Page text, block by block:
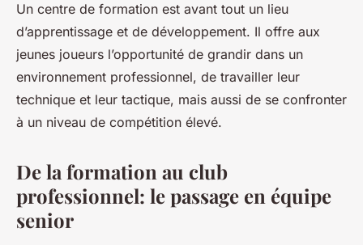
Un centre de formation est avant tout un lieu
d’apprentissage et de développement. Il offre aux
jeunes joueurs l’opportunité de grandir dans un
environnement professionnel, de travailler leur
technique et leur tactique, mais aussi de se confronter
à un niveau de compétition élevé.
De la formation au club
professionnel: le passage en équipe
senior